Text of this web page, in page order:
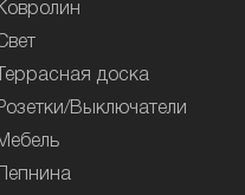
Террасная доска
Выключатели